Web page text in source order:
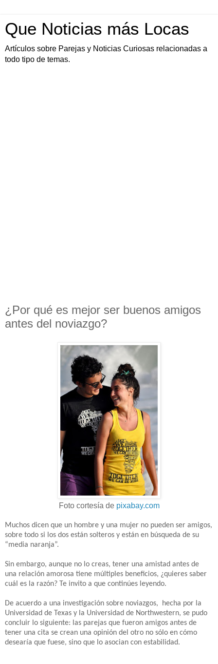
Que Noticias más Locas
Artículos sobre Parejas y Noticias Curiosas relacionadas a
todo tipo de temas.
¿Por qué es mejor ser buenos amigos
antes del noviazgo?
Foto cortesía de pixabay.com
Muchos dicen que un hombre y una mujer no pueden ser amigos,
sobre todo si los dos están solteros y están en búsqueda de su
“media naranja”.
Sin embargo, aunque no lo creas, tener una amistad antes de
una relación amorosa tiene múltiples beneficios, ¿quieres saber
cuál es la razón? Te invito a que continúes leyendo.
De acuerdo a una investigación sobre noviazgos, hecha por la
Universidad de Texas y la Universidad de Northwestern, se pudo
concluir lo siguiente: las parejas que fueron amigos antes de
tener una cita se crean una opinión del otro no sólo en cómo
desearía que fuese, sino que lo asocian con estabilidad.